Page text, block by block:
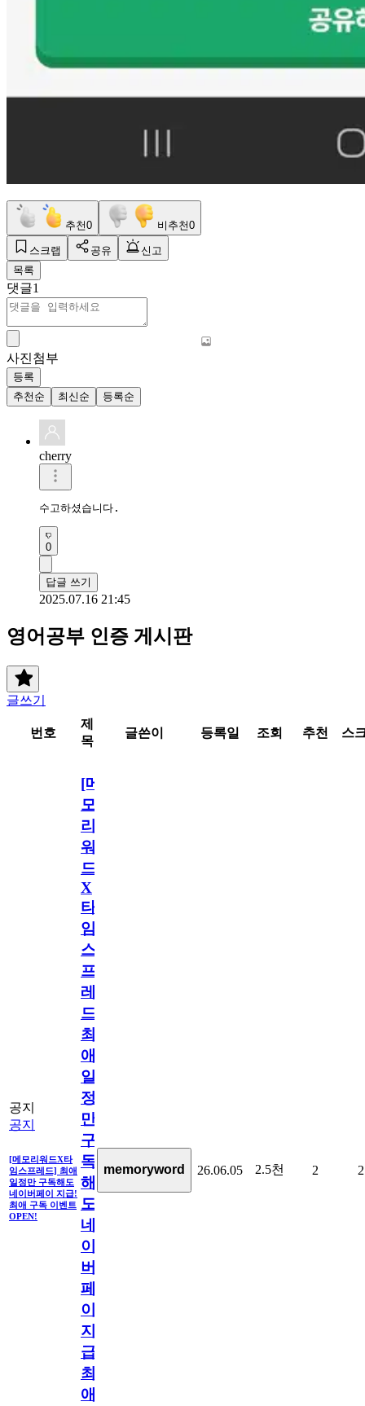
추천0 비추천0
스크랩 공유
신고
목록
댓글1
사진첨부
등록
추천순
최신순 등록순
cherry
수고하셨습니다.
0
답글 쓰기
2025.07.16 21:45
영어공부 인증 게시판
글쓰기
번호
제
목
글쓴이 등록일 조회 추천 스
공지
공지
[메모리워드X타
임스프레드] 최애
일정만 구독해도
네이버페이 지급!
최애 구독 이벤트
OPEN!
[메
모
리
워
드
X
타
임
스
프
레
드]
최
애
일
정
만
구
독
해
도
네
이
버
페
이
지
급!
최
애
memoryword 26.06.05 2.5천 2 2